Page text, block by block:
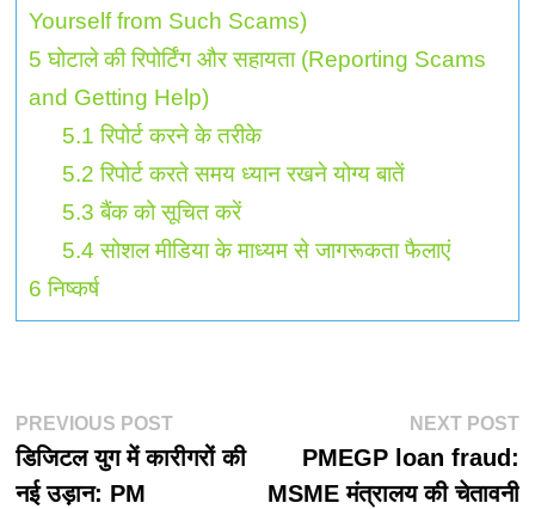
Yourself from Such Scams)
5 घोटाले की रिपोर्टिंग और सहायता (Reporting Scams
and Getting Help)
5.1 रिपोर्ट करने के तरीके
5.2 रिपोर्ट करते समय ध्यान रखने योग्य बातें
5.3 बैंक को सूचित करें
5.4 सोशल मीडिया के माध्यम से जागरूकता फैलाएं
6 निष्कर्ष
पोस्ट
नेविगेशन
PREVIOUS POSTPrevious
post:
डिजिटल युग में कारीगरों की
नई उड़ान: PM
NEXT POST
PMEGP loan fraud:
MSME मंत्रालय की चेतावनी